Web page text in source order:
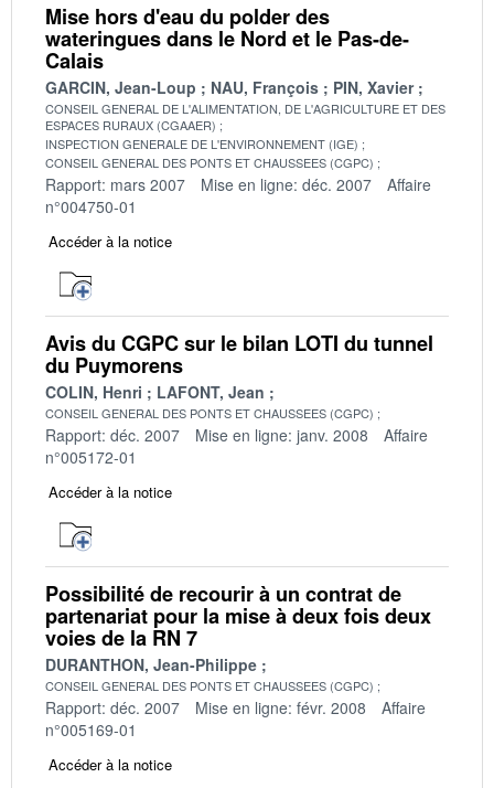
Mise hors d'eau du polder des
wateringues dans le Nord et le Pas-de-
Calais
GARCIN, Jean-Loup NAU, François PIN, Xavier
CONSEIL GENERAL DE L'ALIMENTATION, DE L'AGRICULTURE ET DES
ESPACES RURAUX (CGAAER)
INSPECTION GENERALE DE L'ENVIRONNEMENT (IGE)
CONSEIL GENERAL DES PONTS ET CHAUSSEES (CGPC)
Rapport: mars 2007 Mise en ligne: déc. 2007
Affaire
n°004750-01
Accéder à la notice
Avis du CGPC sur le bilan LOTI du tunnel
du Puymorens
COLIN, Henri LAFONT, Jean
CONSEIL GENERAL DES PONTS ET CHAUSSEES (CGPC)
Rapport: déc. 2007 Mise en ligne: janv. 2008
Affaire
n°005172-01
Accéder à la notice
Possibilité de recourir à un contrat de
partenariat pour la mise à deux fois deux
voies de la RN 7
DURANTHON, Jean-Philippe
CONSEIL GENERAL DES PONTS ET CHAUSSEES (CGPC)
Rapport: déc. 2007 Mise en ligne: févr. 2008
Affaire
n°005169-01
Accéder à la notice